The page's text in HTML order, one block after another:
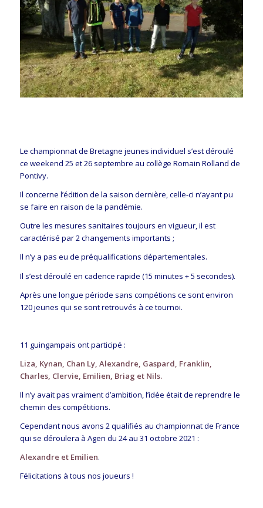
Le championnat de Bretagne jeunes individuel s’est déroulé
ce weekend 25 et 26 septembre au collège Romain Rolland de
Pontivy.
Il concerne l’édition de la saison dernière, celle-ci n’ayant pu
se faire en raison de la pandémie.
Outre les mesures sanitaires toujours en vigueur, il est
caractérisé par 2 changements importants ;
Il n’y a pas eu de préqualifications départementales.
Il s’est déroulé en cadence rapide (15 minutes + 5 secondes).
Après une longue période sans compétions ce sont environ
120 jeunes qui se sont retrouvés à ce tournoi.
11 guingampais ont participé :
Liza, Kynan, Chan Ly, Alexandre, Gaspard, Franklin,
Charles, Clervie, Emilien, Briag et Nils.
Il n’y avait pas vraiment d’ambition, l’idée était de reprendre le
chemin des compétitions.
Cependant nous avons 2 qualifiés au championnat de France
qui se déroulera à Agen du 24 au 31 octobre 2021 :
Alexandre et Emilien.
Félicitations à tous nos joueurs !